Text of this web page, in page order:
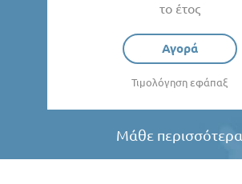
το έτος
Αγορά
Τιμολόγηση εφάπαξ
Μάθε περισσότερα